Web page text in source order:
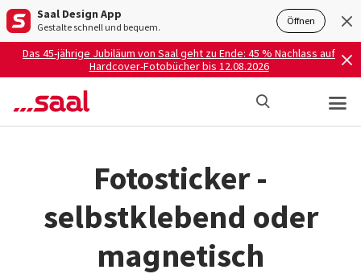
Saal Design App
Gestalte schnell und bequem. Öffnen
Das 45-jährige Jubiläum von Saal geht zu Ende: 45 % Nachlass auf
Hardcover-Fotobücher bis 12.08.2026
Fotosticker -
selbstklebend oder
magnetisch